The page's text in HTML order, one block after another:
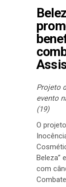
Projeto
evento
(19)
O projeto
Beleza”
com